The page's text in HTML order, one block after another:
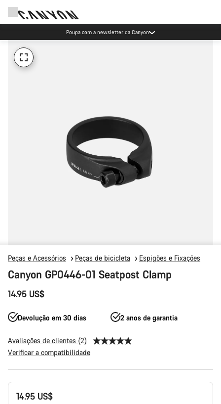
Poupa com a newsletter da Canyon
Peças e Acessórios Peças de bicicleta Espigões e Fixações
Canyon GP0446-01 Seatpost Clamp
14.95 US$
Devolução em 30 dias 2 anos de garantia
Avaliações de clientes (2)
Verificar a compatibilidade
Configuração
14.95 US$